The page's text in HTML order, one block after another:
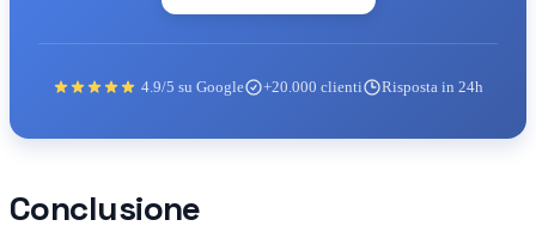
4.9/5 su Google +20.000 clienti Risposta in 24h
Conclusione